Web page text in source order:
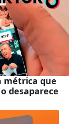
métrica que
desaparece